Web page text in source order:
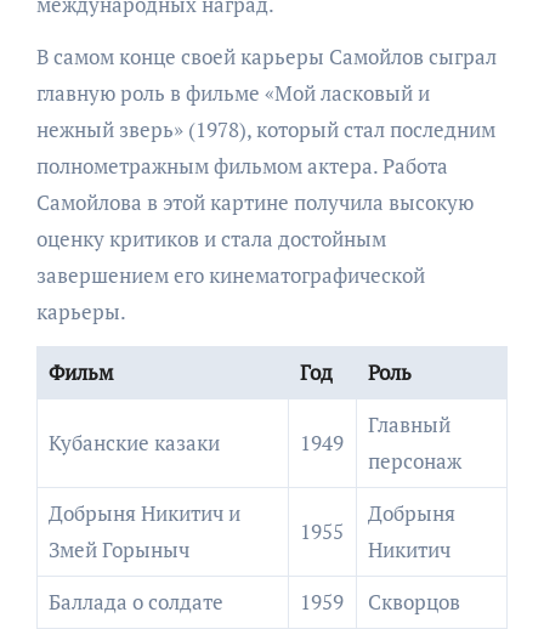
В самом конце своей карьеры Самойлов сыграл
главную роль в фильме «Мой ласковый и
нежный зверь» (1978), который стал последним
полнометражным фильмом актера. Работа
Самойлова в этой картине получила высокую
оценку критиков и стала достойным
завершением его кинематографической
карьеры.
Фильм Год Роль
Кубанские казаки 1949
Главный
персонаж
Добрыня Никитич и
Змей Горыныч
1955
Добрыня
Никитич
Баллада о солдате
1959
Скворцов